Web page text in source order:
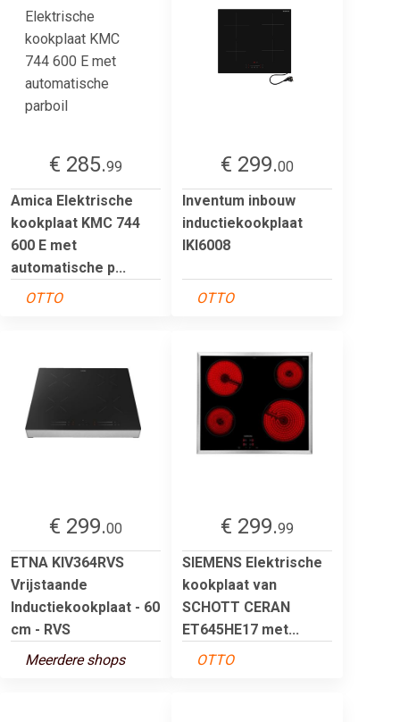
€ 285.99
Amica Elektrische
kookplaat KMC 744
600 E met
automatische p...
OTTO
€ 299.00
Inventum inbouw
inductiekookplaat
IKI6008
OTTO
€ 299.00
ETNA KIV364RVS
Vrijstaande
Inductiekookplaat - 60
cm - RVS
Meerdere shops
€ 299.99
SIEMENS Elektrische
kookplaat van
SCHOTT CERAN
ET645HE17 met...
OTTO